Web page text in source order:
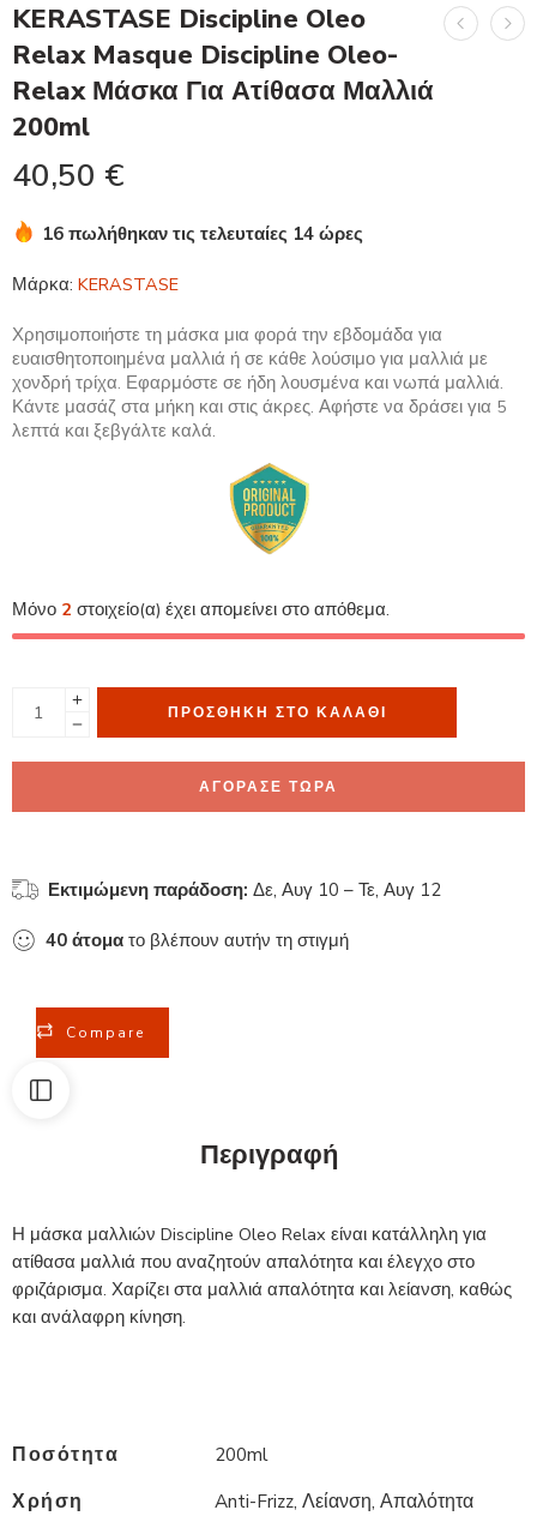
KERASTASE Discipline Oleo
Relax Masque Discipline Oleo-
Relax Μάσκα Για Ατίθασα Μαλλιά
200ml
40,50 €
16 πωλήθηκαν τις τελευταίες 14 ώρες
Μάρκα: KERASTASE
Χρησιμοποιήστε τη μάσκα μια φορά την εβδομάδα για
ευαισθητοποιημένα μαλλιά ή σε κάθε λούσιμο για μαλλιά με
χονδρή τρίχα. Εφαρμόστε σε ήδη λουσμένα και νωπά μαλλιά.
Κάντε μασάζ στα μήκη και στις άκρες. Αφήστε να δράσει για 5
λεπτά και ξεβγάλτε καλά.
Μόνο 2 στοιχείο(α) έχει απομείνει στο απόθεμα.
ΠΡΟΣΘΉΚΗ ΣΤΟ ΚΑΛΆΘΙ
ΑΓΟΡΑΣΕ ΤΩΡΑ
Εκτιμώμενη παράδοση: Δε, Αυγ 10 – Τε, Αυγ 12
40 άτομα το βλέπουν αυτήν τη στιγμή
Compare
Περιγραφή
Η μάσκα μαλλιών Discipline Oleo Relax είναι κατάλληλη για
ατίθασα μαλλιά που αναζητούν απαλότητα και έλεγχο στο
φριζάρισμα. Χαρίζει στα μαλλιά απαλότητα και λείανση, καθώς
και ανάλαφρη κίνηση.
Ποσότητα
200ml
Χρήση
Anti-Frizz, Λείανση, Απαλότητα